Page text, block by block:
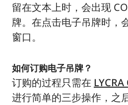
留在文本上时，会出现
牌。在点击电子吊牌时，
窗口。
如何订购电子吊牌？
订购的过程只需在
进行简单的三步操作，之